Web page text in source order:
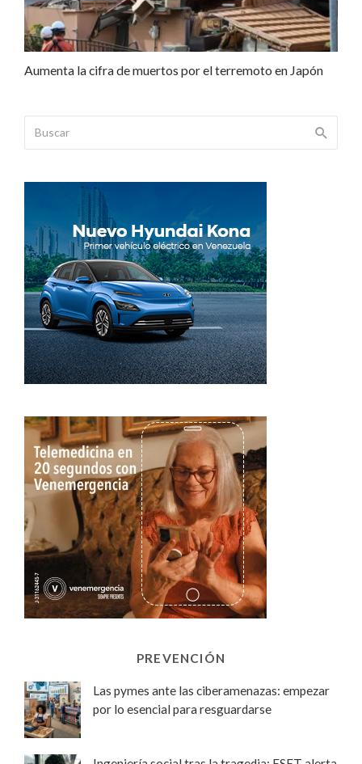
Aumenta la cifra de muertos por el terremoto en Japón
PREVENCIÓN
Las pymes ante las ciberamenazas: empezar
por lo esencial para resguardarse